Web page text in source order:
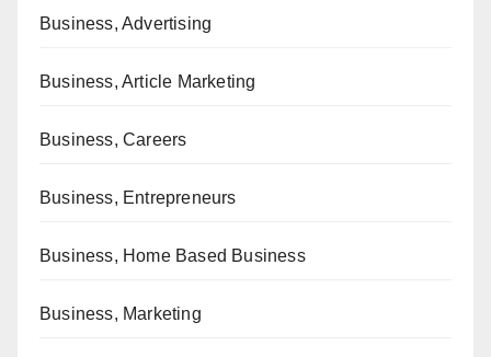
Business, Advertising
Business, Article Marketing
Business, Careers
Business, Entrepreneurs
Business, Home Based Business
Business, Marketing